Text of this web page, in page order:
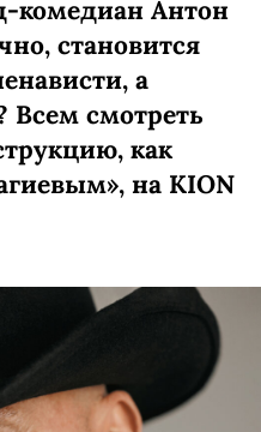
комедиан Антон
становится
а
Всем смотреть
как
на KION